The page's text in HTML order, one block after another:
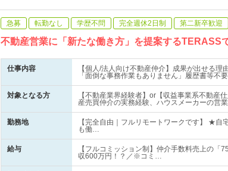
急募 転勤なし 学歴不問 完全週休2日制 第二新卒歓迎
不動産営業に「新たな働き方」を提案するTERASS
仕事内容
【個人/法人向け不動産仲介】成果が出せる理
「面倒な事務作業もありません」履歴書等不
対象となる方
【不動産業界経験者】or【収益事業系不動
産売買仲介の実務経験、ハウスメーカーの営
勤務地
【完全自由｜フルリモートワークです】 ★
も働…
給与
【フルコミッション制】仲介手数料売上の
収600万円！？／※コミ…